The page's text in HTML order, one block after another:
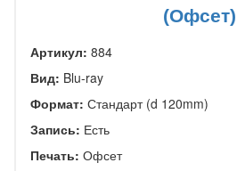
(Офсет)
Артикул: 884
Вид: Blu-ray
Формат: Стандарт (d 120mm)
Запись: Есть
Печать: Офсет